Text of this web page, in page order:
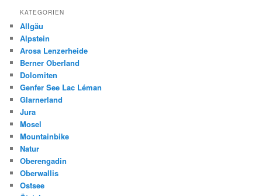
KATEGORIEN
Allgäu
Alpstein
Arosa Lenzerheide
Berner Oberland
Dolomiten
Genfer See Lac Léman
Glarnerland
Jura
Mosel
Mountainbike
Natur
Oberengadin
Oberwallis
Ostsee